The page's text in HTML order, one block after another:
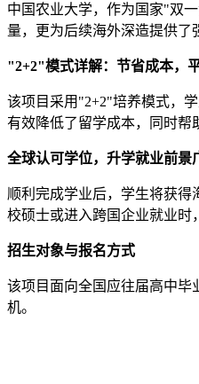
中国农业大学，作为国家"双
量，更为后续海外深造提供了
"2+2"模式详解：节省成本，
该项目采用"2+2"培养模式，
有效降低了留学成本，同时帮
全球认可学位，升学就业前景
顺利完成学业后，学生将获
校硕士或进入跨国企业就业时
招生对象与报名方式
该项目面向全国应往届高中毕
机。